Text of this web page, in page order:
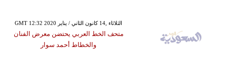
GMT 12:32 2020 الثلاثاء ,14 كانون الثاني / يناير
متحف الخط العربي يحتضن معرض الفنان
والخطاط أحمد سوار